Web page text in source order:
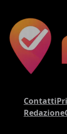
Contatti
Redazione